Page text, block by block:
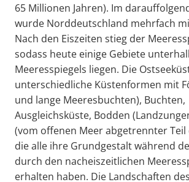
65 Millionen Jahren). Im
wurde Norddeutschland mehrfach
Nach den Eiszeiten stieg der
sodass heute einige Gebiete
Meeresspiegels liegen. Die
unterschiedliche Küstenformen mit
und lange Meeresbuchten), Buchten,
Ausgleichsküste, Bodden
(vom offenen Meer abgetrennter Teil
die alle ihre Grundgestalt während
durch den nacheiszeitlichen
erhalten haben. Die Landschaften des